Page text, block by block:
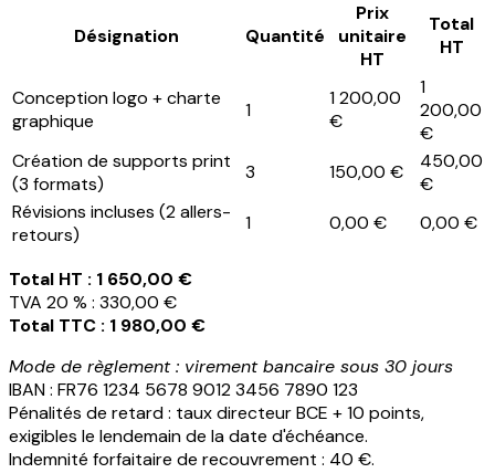
Désignation Quantité
Prix
unitaire
HT
Total
HT
Conception logo + charte
graphique
1
1 200,00
€
1
200,00
€
Création de supports print
(3 formats)
3 150,00 €
450,00
€
Révisions incluses (2 allers-
retours)
1 0,00 € 0,00 €
Total HT : 1 650,00 €
TVA 20 % : 330,00 €
Total TTC : 1 980,00 €
Mode de règlement : virement bancaire sous 30 jours
IBAN : FR76 1234 5678 9012 3456 7890 123
Pénalités de retard : taux directeur BCE + 10 points,
exigibles le lendemain de la date d'échéance.
Indemnité forfaitaire de recouvrement : 40 €.